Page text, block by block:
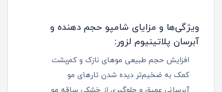
ویژگی‌ها و مزایای شامپو حجم دهنده و
آبرسان پلاتینیوم لزور:
افزایش حجم طبیعی موهای نازک و کم‌پشت
کمک به ضخیم‌تر دیده شدن تارهای مو